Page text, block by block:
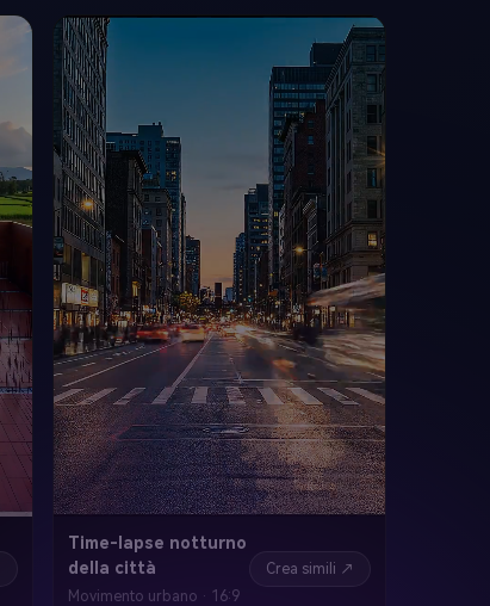
Time-lapse notturno
della città
Movimento urbano · 16:9
Crea simili ↗